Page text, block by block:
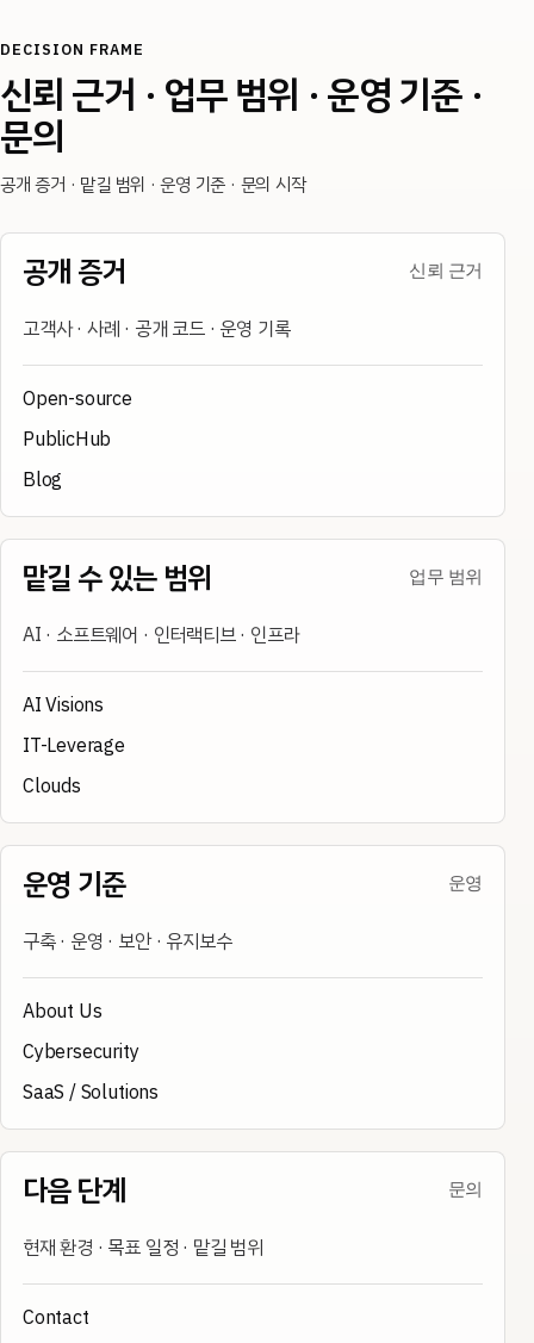
DECISION FRAME
신뢰 근거 · 업무 범위 · 운영 기준 ·
문의
공개 증거 · 맡길 범위 · 운영 기준 · 문의 시작
공개 증거 신뢰 근거
고객사 · 사례 · 공개 코드 · 운영 기록
Open-source
PublicHub
Blog
맡길 수 있는 범위 업무 범위
AI · 소프트웨어 · 인터랙티브 · 인프라
AI Visions
IT-Leverage
Clouds
운영 기준 운영
구축 · 운영 · 보안 · 유지보수
About Us
Cybersecurity
SaaS / Solutions
다음 단계 문의
현재 환경 · 목표 일정 · 맡길 범위
Contact